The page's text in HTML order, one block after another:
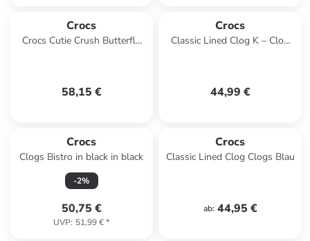
Crocs
Crocs Cutie Crush Butterfly
58,15 €
Crocs
Classic Lined Clog K – Clog
44,99 €
Crocs
Clogs Bistro in black in black
-2%
50,75 €
UVP: 51,99 €*
Crocs
Classic Lined Clog Clogs Blau
ab: 44,95 €